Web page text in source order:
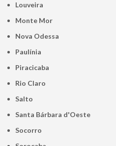
Louveira
Monte Mor
Nova Odessa
Paulínia
Piracicaba
Rio Claro
Salto
Santa Bárbara d'Oeste
Socorro